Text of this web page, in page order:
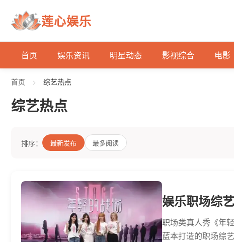
莲心娱乐
首页 娱乐资讯 明星动态 影视综合 电影
首页 > 综艺热点
综艺热点
排序： 最新发布 最多阅读
娱乐职场综
职场类真人秀《年
蓝本打造的职场综